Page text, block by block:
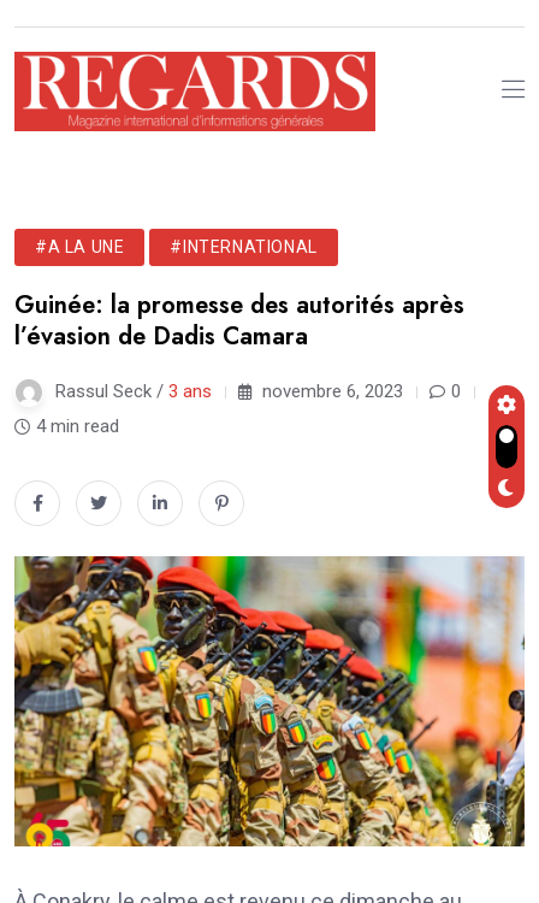
#A LA UNE #INTERNATIONAL
Guinée: la promesse des autorités après
l’évasion de Dadis Camara
Rassul Seck / 3 ans novembre 6, 2023
0
4 min read